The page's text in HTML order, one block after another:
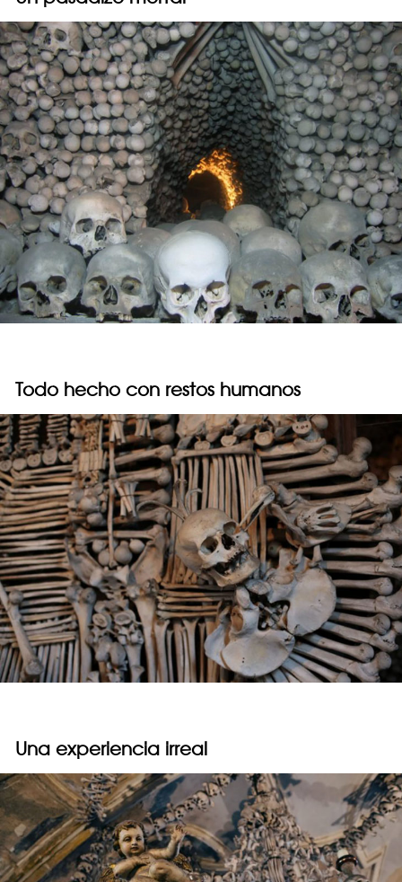
Todo hecho con restos humanos
Una experiencia irreal